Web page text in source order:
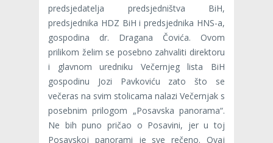
predsjedatelja predsjedništva BiH,
predsjednika HDZ BiH i predsjednika HNS-a,
gospodina dr. Dragana Čovića. Ovom
prilikom želim se posebno zahvaliti direktoru
i glavnom uredniku Večernjeg lista BiH
gospodinu Jozi Pavkoviću zato što se
večeras na svim stolicama nalazi Večernjak s
posebnim prilogom „Posavska panorama“.
Ne bih puno pričao o Posavini, jer u toj
Posavskoj panorami je sve rečeno. Ovaj